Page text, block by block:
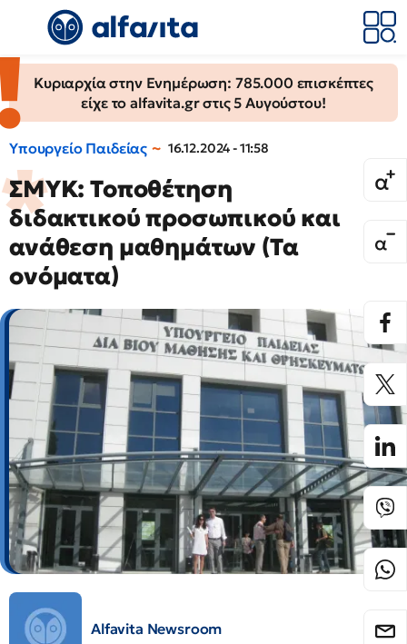
Κυριαρχία στην Ενημέρωση: 785.000 επισκέπτες
είχε το alfavita.gr στις 5 Αυγούστου!
Υπουργείο Παιδείας 16.12.2024 - 11:58
ΣΜΥΚ: Τοποθέτηση
διδακτικού προσωπικού και
ανάθεση μαθημάτων (Τα
ονόματα)
Alfavita Newsroom